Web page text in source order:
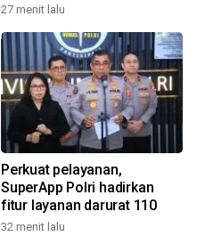
27 menit lalu
Perkuat pelayanan,
SuperApp Polri hadirkan
fitur layanan darurat 110
32 menit lalu